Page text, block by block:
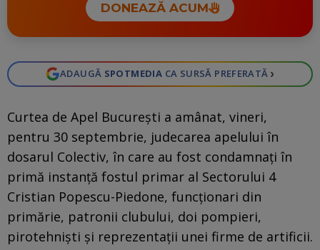
DONEAZĂ ACUM
ADAUGĂ SPOTMEDIA CA SURSĂ PREFERATĂ ›
Curtea de Apel Bucureşti a amânat, vineri,
pentru 30 septembrie, judecarea apelului în
dosarul Colectiv, în care au fost condamnaţi în
primă instanţă fostul primar al Sectorului 4
Cristian Popescu-Piedone, funcţionari din
primărie, patronii clubului, doi pompieri,
pirotehnişti şi reprezentaţii unei firme de artificii.